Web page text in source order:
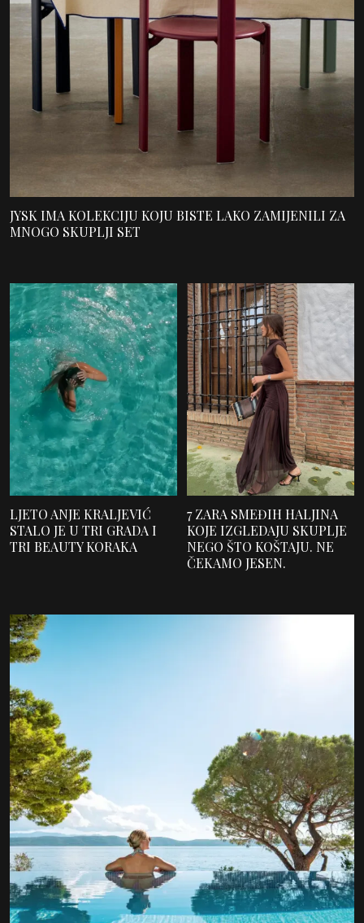
JYSK IMA KOLEKCIJU KOJU BISTE LAKO ZAMIJENILI ZA
MNOGO SKUPLJI SET
LJETO ANJE KRALJEVIĆ
STALO JE U TRI GRADA I
TRI BEAUTY KORAKA
7 ZARA SMEĐIH HALJINA
KOJE IZGLEDAJU SKUPLJE
NEGO ŠTO KOŠTAJU. NE
ČEKAMO JESEN.